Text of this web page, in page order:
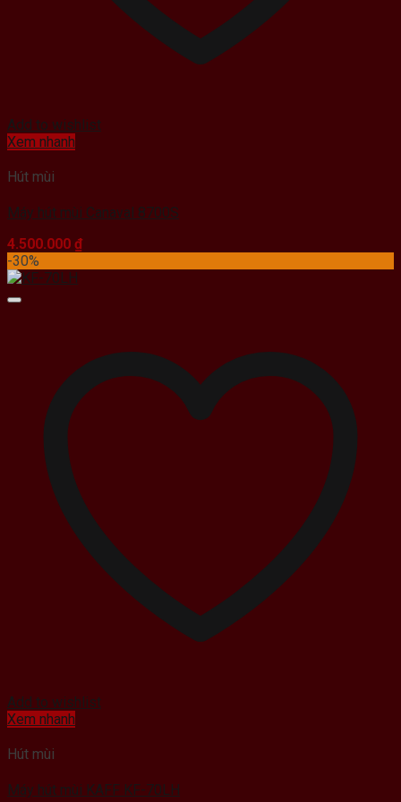
Add to wishlist
Xem nhanh
Hút mùi
Máy hút mùi Canaval 8700S
4.500.000 ₫
-30%
Add to wishlist
Xem nhanh
Hút mùi
Máy hút mùi KAFF KF-70LH